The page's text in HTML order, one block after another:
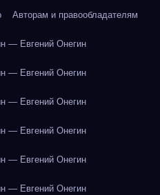
Авторам и правообладателям
— Евгений Онегин
— Евгений Онегин
— Евгений Онегин
— Евгений Онегин
— Евгений Онегин
— Евгений Онегин